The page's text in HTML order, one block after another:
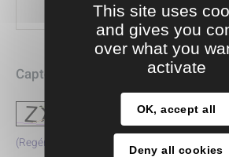
Captcha
(Regénérer)
This site uses
and gives you
over what you
activate
OK, accept all
Deny all cookies